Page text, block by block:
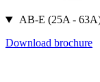
AB-E (25A -
Download brochure